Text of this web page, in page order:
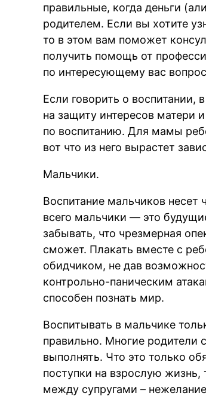
правильные, когда деньги
родителем. Если вы хотите
то в этом вам поможет
получить помощь от
по интересующему вас
Если говорить о воспитании,
на защиту интересов матери
по воспитанию. Для мамы
вот что из него вырастет
Мальчики.
Воспитание мальчиков
всего мальчики — это
забывать, что чрезмерная
сможет. Плакать вместе с
обидчиком, не дав
контрольно-паническим
способен познать мир.
Воспитывать в мальчике
правильно. Многие родители
выполнять. Что это только
поступки на взрослую жизнь,
между супругами –